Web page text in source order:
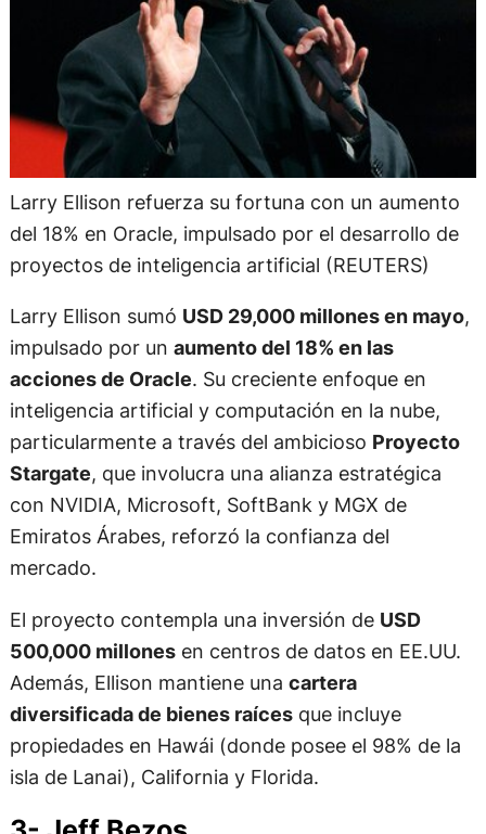
Larry Ellison refuerza su fortuna con un aumento
del 18% en Oracle, impulsado por el desarrollo de
proyectos de inteligencia artificial (REUTERS)
Larry Ellison sumó USD 29,000 millones en mayo,
impulsado por un aumento del 18% en las
acciones de Oracle. Su creciente enfoque en
inteligencia artificial y computación en la nube,
particularmente a través del ambicioso Proyecto
Stargate, que involucra una alianza estratégica
con NVIDIA, Microsoft, SoftBank y MGX de
Emiratos Árabes, reforzó la confianza del
mercado.
El proyecto contempla una inversión de USD
500,000 millonesen centros de datos en EE.UU.
Además, Ellison mantiene una cartera
diversificada de bienes raícesque incluye
propiedades en Hawái (donde posee el 98% de la
isla de Lanai), California y Florida.